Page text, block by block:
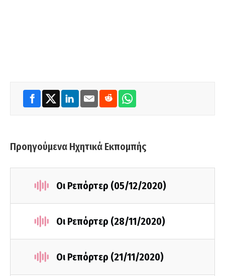
Προηγούμενα Ηχητικά Εκπομπής
Οι Ρεπόρτερ (05/12/2020)
Οι Ρεπόρτερ (28/11/2020)
Οι Ρεπόρτερ (21/11/2020)